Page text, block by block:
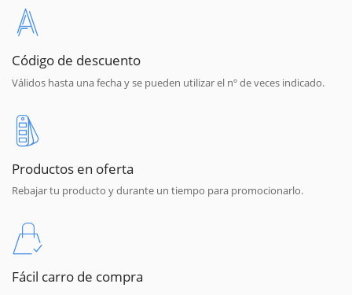
Código de descuento
Válidos hasta una fecha y se pueden utilizar el nº de veces indicado.
Productos en oferta
Rebajar tu producto y durante un tiempo para promocionarlo.
Fácil carro de compra